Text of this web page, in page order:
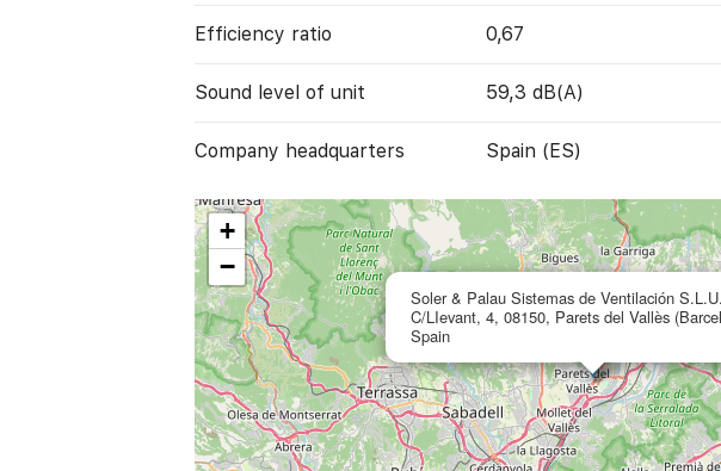
Efficiency ratio 0,67
Sound level of unit 59,3 dB(A)
Company headquarters Spain (ES)
Soler & Palau Sistemas de Ventilación S.L.U.
C/LIevant, 4, 08150, Parets del Vallès
Spain
+
−